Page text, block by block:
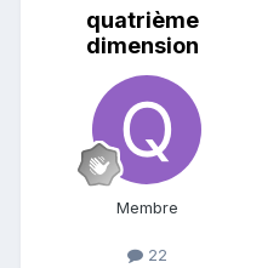
quatrième
dimension
Membre
22